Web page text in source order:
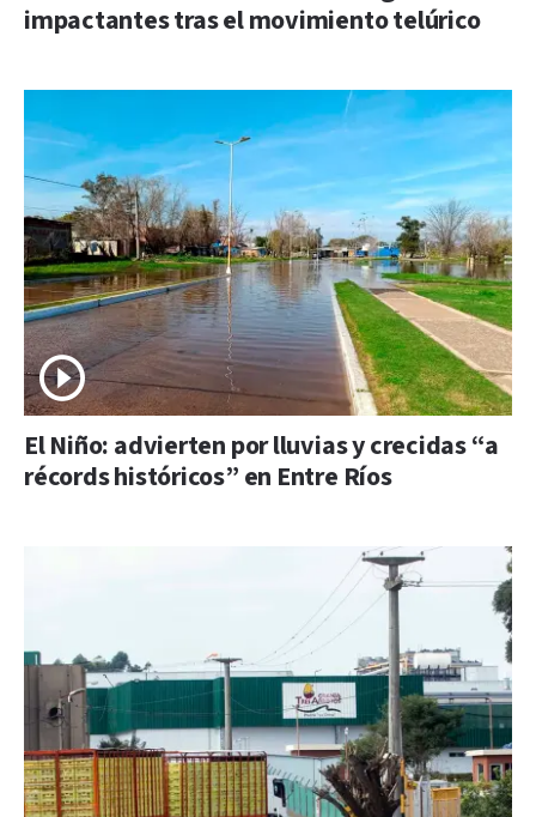
impactantes tras el movimiento telúrico
El Niño: advierten por lluvias y crecidas “a
récords históricos” en Entre Ríos